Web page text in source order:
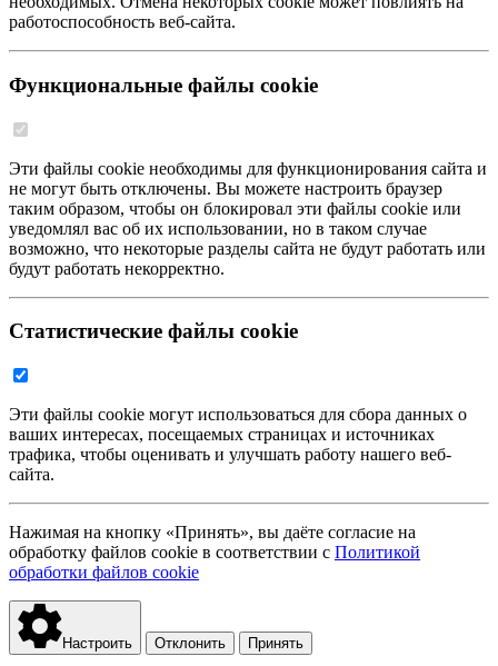
работоспособность веб-сайта.
Функциональные файлы cookie
Эти файлы cookie необходимы для функционирования сайта и
не могут быть отключены. Вы можете настроить браузер
таким образом, чтобы он блокировал эти файлы cookie или
уведомлял вас об их использовании, но в таком случае
возможно, что некоторые разделы сайта не будут работать или
будут работать некорректно.
Статистические файлы cookie
Эти файлы cookie могут использоваться для сбора данных о
ваших интересах, посещаемых страницах и источниках
трафика, чтобы оценивать и улучшать работу нашего веб-
сайта.
Нажимая на кнопку «Принять», вы даёте согласие на
обработку файлов cookie в соответствии с Политикой
обработки файлов cookie
Настроить Отклонить Принять